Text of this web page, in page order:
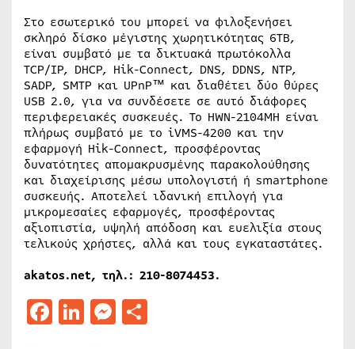
Στο εσωτερικό του μπορεί να φιλοξενήσει
σκληρό δίσκο μέγιστης χωρητικότητας 6TB,
είναι συμβατό με τα δικτυακά πρωτόκολλα
TCP/IP, DHCP, Hik-Connect, DNS, DDNS, NTP,
SADP, SMTP και UPnP™ και διαθέτει δύο θύρες
USB 2.0, για να συνδέσετε σε αυτό διάφορες
περιφερειακές συσκευές. Το HWN-2104MH είναι
πλήρως συμβατό με το iVMS-4200 και την
εφαρμογή Hik-Connect, προσφέροντας
δυνατότητες απομακρυσμένης παρακολούθησης
και διαχείρισης μέσω υπολογιστή ή smartphone
συσκευής. Αποτελεί ιδανική επιλογή για
μικρομεσαίες εφαρμογές, προσφέροντας
αξιοπιστία, υψηλή απόδοση και ευελιξία στους
τελικούς χρήστες, αλλά και τους εγκαταστάτες.
akatos.net, τηλ.: 210-8074453.
Facebook
LinkedIn
Messenger